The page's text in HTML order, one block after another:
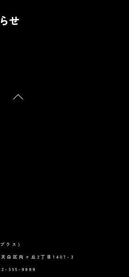
せ
Back
ラス)
白区向ヶ丘2丁目1407-3
355-9989